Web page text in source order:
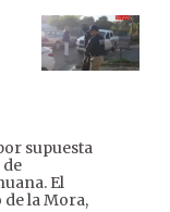
supuesta
El
la Mora,